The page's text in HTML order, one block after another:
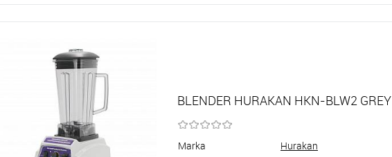
BLENDER HURAKAN HKN-BLW2 GREY
Marka Hurakan